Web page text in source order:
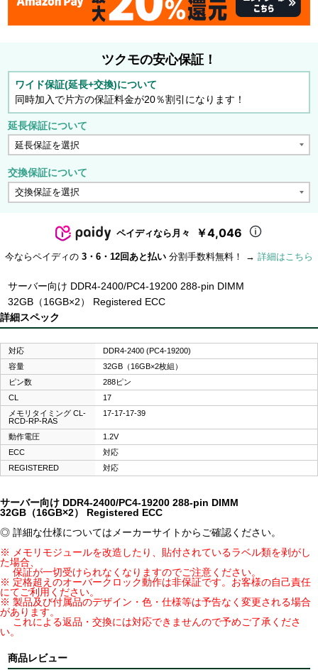
ツクモの安心保証！
ワイド保証(延長+交換)について
同時加入で片方の保証料金が20％割引になります！
延長保証について
交換保証について
ペイディなら月々 ￥4,046
今ならペイディの 3・6・12回あと払い 分割手数料無料！ → 詳細はこちら
サーバー向け DDR4-2400/PC4-19200 288-pin DIMM
32GB（16GB×2） Registered ECC
詳細スペック
対応
DDR4-2400 (PC4-19200)
容量
32GB（16GB×2枚組）
ピン数
288ピン
CL
17
メモリタイミング CL-
RCD-RP-RAS
17-17-17-39
動作電圧
1.2V
ECC
対応
REGISTERED
対応
サーバー向け DDR4-2400/PC4-19200 288-pin DIMM
32GB（16GB×2） Registered ECC
◎ 詳細な仕様についてはメーカーサイトからご確認ください。
※ メモリモジュールを改造したり、貼付されているラベル類を剥がし
た場合、
保証が一切受けられなくなりますのでご注意ください。
※ 定格超えのオーバークロック動作は非保証です。お客様の自己責任
にてご利用ください。
※ 製品及び付属品のデザイン・色・仕様等は予告なく変更される場合
があります。
これによる返品・交換には対応できませんので予めご了承くださ
い。
商品レビュー